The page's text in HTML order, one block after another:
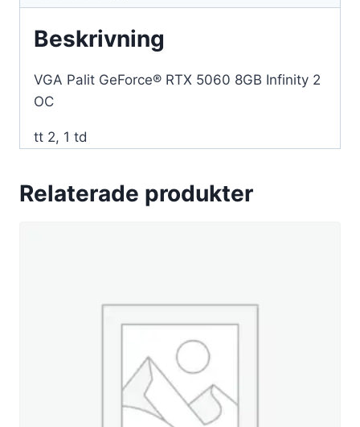
Beskrivning
VGA Palit GeForce® RTX 5060 8GB Infinity 2
OC
tt 2, 1 td
Relaterade produkter